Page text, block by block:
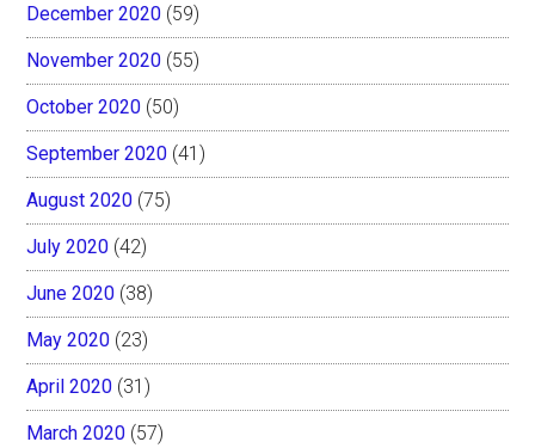
December 2020 (59)
November 2020 (55)
October 2020 (50)
September 2020 (41)
August 2020 (75)
July 2020 (42)
June 2020 (38)
May 2020 (23)
April 2020 (31)
March 2020 (57)